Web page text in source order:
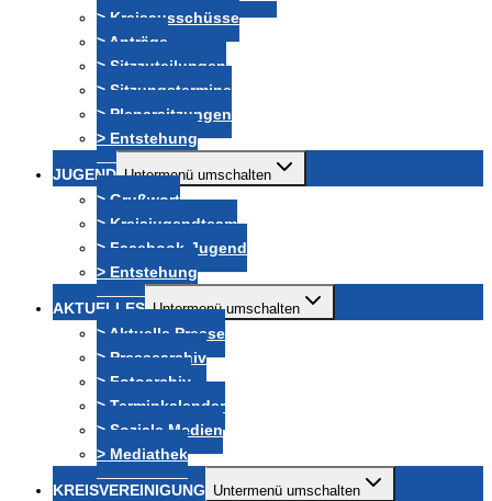
> Kreisausschüsse
> Anträge
> Sitzzuteilungen
> Sitzungstermine
> Plenarsitzungen
> Entstehung
JUGEND Untermenü umschalten
> Grußwort
> Kreisjugendteam
> Facebook-Jugend
> Entstehung
AKTUELLES Untermenü umschalten
> Aktuelle Presse
> Pressearchiv
> Fotoarchiv
> Terminkalender
> Soziale Medien
> Mediathek
KREISVEREINIGUNG Untermenü umschalten